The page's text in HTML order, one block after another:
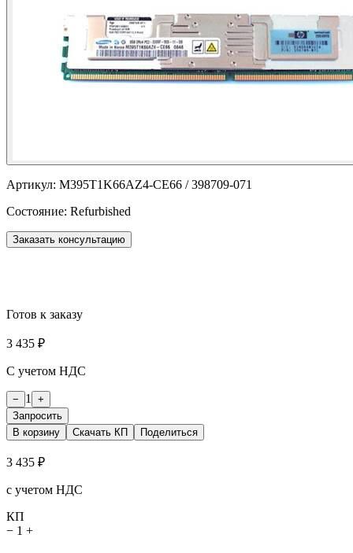
Артикул: M395T1K66AZ4-CE66 / 398709-071
Состояние: Refurbished
Заказать консультацию
Готов к заказу
3 435 ₽
С учетом НДС
− 1
+
Запросить
В корзину
Скачать КП Поделиться
3 435 ₽
с учетом НДС
КП
− 1 +